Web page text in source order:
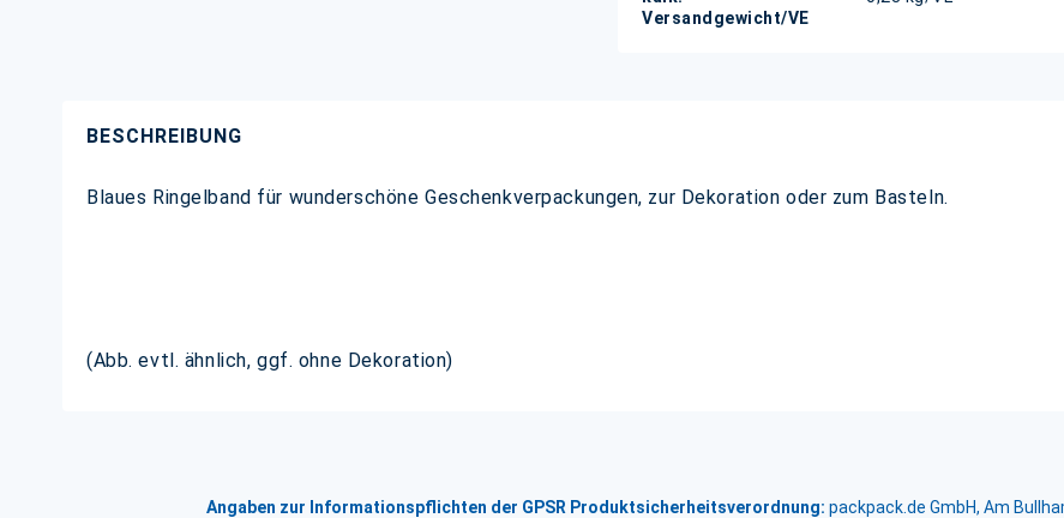
Versandgewicht/VE
BESCHREIBUNG
Blaues Ringelband für wunderschöne Geschenkverpackungen, zur Dekoration oder zum Basteln.
(Abb. evtl. ähnlich, ggf. ohne Dekoration)
Angaben zur Informationspflichten der GPSR Produktsicherheitsverordnung: packpack.de GmbH, Am